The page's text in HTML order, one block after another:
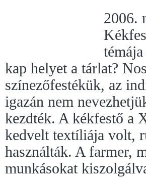
2006.
témája
kap helyet a tárlat?
színezőfestékük, az
igazán nem
kezdték. A kékfestő a
kedvelt textíliája volt,
használták. A farmer,
munkásokat